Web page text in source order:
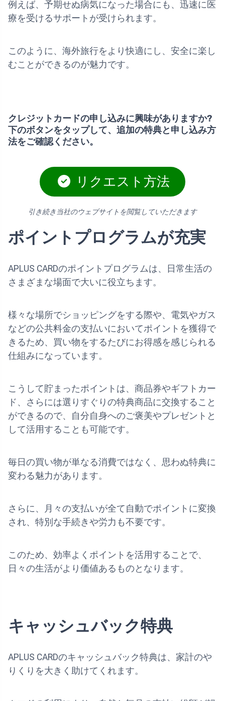
例えば、予期せぬ病気になった場合にも、迅速に医
療を受けるサポートが受けられます。
このように、海外旅行をより快適にし、安全に楽し
むことができるのが魅力です。
クレジットカードの申し込みに興味がありますか?
下のボタンをタップして、追加の特典と申し込み方
法をご確認ください。
リクエスト方法
引き続き当社のウェブサイトを閲覧していただきます
ポイントプログラムが充実
APLUS CARDのポイントプログラムは、日常生活の
さまざまな場面で大いに役立ちます。
様々な場所でショッピングをする際や、電気やガス
などの公共料金の支払いにおいてポイントを獲得で
きるため、買い物をするたびにお得感を感じられる
仕組みになっています。
こうして貯まったポイントは、商品券やギフトカー
ド、さらには選りすぐりの特典商品に交換すること
ができるので、自分自身へのご褒美やプレゼントと
して活用することも可能です。
毎日の買い物が単なる消費ではなく、思わぬ特典に
変わる魅力があります。
さらに、月々の支払いが全て自動でポイントに変換
され、特別な手続きや労力も不要です。
このため、効率よくポイントを活用することで、
日々の生活がより価値あるものとなります。
キャッシュバック特典
APLUS CARDのキャッシュバック特典は、家計のや
りくりを大きく助けてくれます。